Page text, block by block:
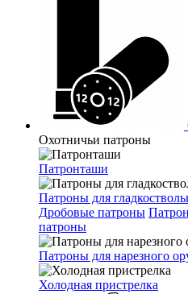
Охотничьи патроны
Патронташи
Патроны для
Дробовые патроны
патроны
Патроны для нарезного
Холодная пристрелка